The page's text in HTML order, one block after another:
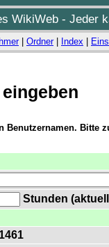
WikiWeb - Jeder
| Ordner| Index
Benutzernamen. Bitte
Stunden